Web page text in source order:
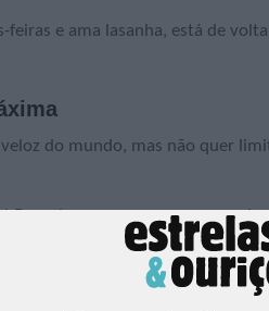
e ama lasanha, está de
do mundo, mas não quer
se consegue numa sala
bilhete especial.